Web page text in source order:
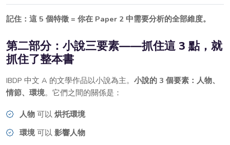
記住：這 5 個特徵 = 你在 Paper 2 中需要分析的全部維度。
第二部分：小說三要素——抓住這 3 點，就
抓住了整本書
IBDP 中文 A 的文學作品以小說為主。 小說的 3 個要素：人物、
情節、環境。它們之間的關係是：
人物 可以 烘托環境
環境 可以 影響人物